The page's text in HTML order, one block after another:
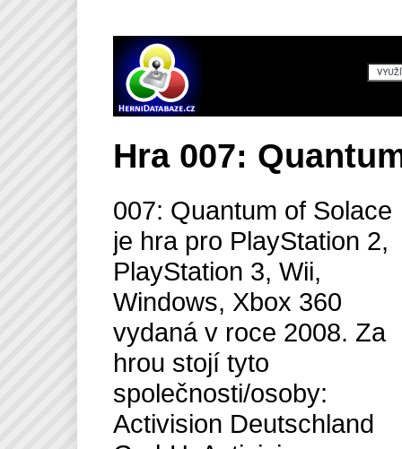
Hra 007:
007: Quantum of Solace
je hra pro PlayStation 2,
PlayStation 3, Wii,
Windows, Xbox 360
vydaná v roce 2008. Za
hrou stojí tyto
společnosti/osoby:
Activision Deutschland